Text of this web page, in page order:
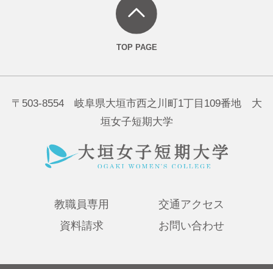
〒503-8554 岐阜県大垣市西之川町1丁目109番地 大
垣女子短期大学
教職員専用
交通アクセス
資料請求
お問い合わせ